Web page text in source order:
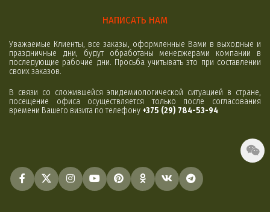
НАПИСАТЬ НАМ
Уважаемые Клиенты, все заказы, оформленные Вами в выходные и
праздничные дни, будут обработаны менеджерами компании в
последующие рабочие дни. Просьба учитывать это при составлении
своих заказов.
В связи со сложившейся эпидемиологической ситуацией в стране,
посещение офиса осуществляется только после согласования
времени Вашего визита по телефону +375 (29) 784-53-94